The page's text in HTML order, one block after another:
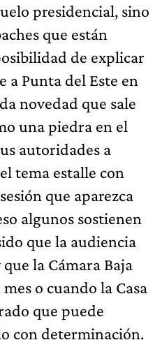
presidencial, sino
que están
de explicar
a Punta del Este en
novedad que sale
una piedra en el
autoridades a
tema estalle con
que aparezca
algunos sostienen
que la audiencia
la Cámara Baja
o cuando la Casa
que puede
con determinación.